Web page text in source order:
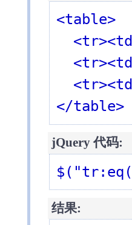
<table>
</table>
jQuery 代码:
结果: